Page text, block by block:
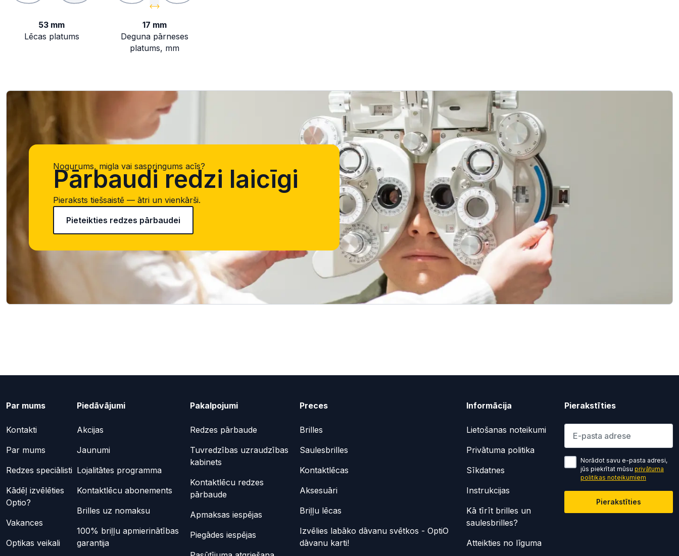
53 mm
Lēcas platums
17 mm
Deguna pārneses
platums, mm
Nogurums, migla vai saspringums acīs?
Pārbaudi redzi laicīgi
Pieraksts tiešsaistē — ātri un vienkārši.
Pieteikties redzes pārbaudei
Par mums
Kontakti
Par mums
Redzes speciālisti
Kādēļ izvēlēties
Optio?
Vakances
Optikas veikali
Piedāvājumi
Akcijas
Jaunumi
Lojalitātes programma
Kontaktlēcu abonements
Brilles uz nomaksu
100% briļļu apmierinātības
garantija
Pakalpojumi
Redzes pārbaude
Tuvredzības uzraudzības
kabinets
Kontaktlēcu redzes
pārbaude
Apmaksas iespējas
Piegādes iespējas
Preces
Brilles
Saulesbrilles
Kontaktlēcas
Aksesuāri
Briļļu lēcas
Izvēlies labāko dāvanu svētkos - OptiO
dāvanu karti!
Informācija
Lietošanas noteikumi
Privātuma politika
Sīkdatnes
Instrukcijas
Kā tīrīt brilles un
saulesbrilles?
Atteikties no līguma
Pierakstīties
Lūdzu ievadiet e-pasta adresi
Norādot savu e-pasta adresi,
jūs piekrītat mūsu privātuma
politikas noteikumiem
Pierakstīties